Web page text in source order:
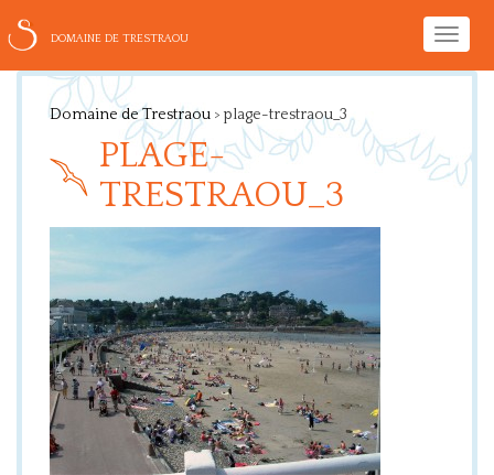
Toggle
DOMAINE DE TRESTRAOU
Domaine de Trestraou > plage-trestraou_3
PLAGE-
TRESTRAOU_3